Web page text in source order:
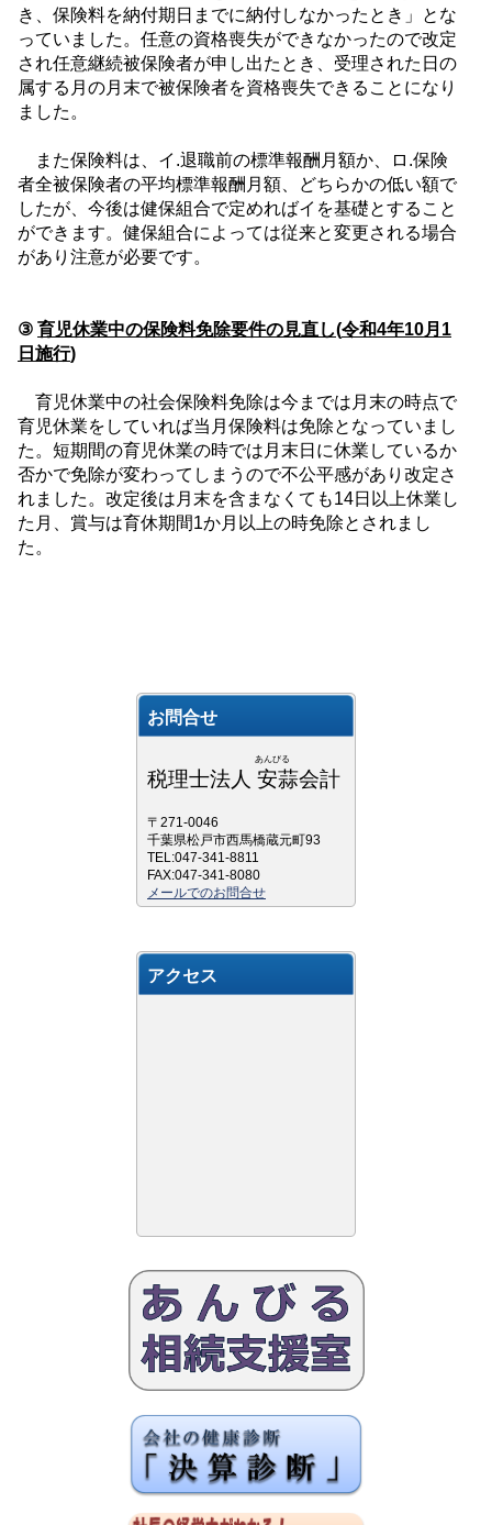
き、保険料を納付期日までに納付しなかったとき」とな
っていました。任意の資格喪失ができなかったので改定
され任意継続被保険者が申し出たとき、受理された日の
属する月の月末で被保険者を資格喪失できることになり
ました。
また保険料は、イ .退職前の標準報酬月額か、ロ .保険
者全被保険者の平均標準報酬月額、どちらかの低い額で
したが、今後は健保組合で定めればイを基礎とすること
ができます。健保組合によっては従来と変更される場合
があり注意が必要です。
③ 育児休業中の保険料免除要件の見直し(令和4年10月 1
日施行)
育児休業中の社会保険料免除は今までは月末の時点で
育児休業をしていれば当月保険料は免除となっていまし
た。短期間の育児休業の時では月末日に休業しているか
否かで免除が変わってしまうので不公平感があり改定さ
れました。改定後は月末を含まなくても14日以上休業し
た月、賞与は育休期間1か月以上の時免除とされまし
た。
お問合せ
あんびる
税理士法人 安蒜会計
〒271-0046
千葉県松戸市西馬橋蔵元町93
TEL:047-341-8811
FAX:047-341-8080
メールでのお問合せ
アクセス